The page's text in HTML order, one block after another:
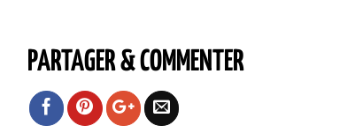
PARTAGER & COMMENTER